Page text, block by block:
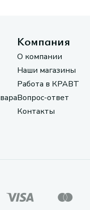
Компания
О компании
Наши магазины
Работа в КРАВТ
Вопрос-ответ
Контакты